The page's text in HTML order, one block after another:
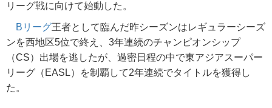
リーグ戦に向けて始動した。
Bリーグ王者として臨んだ昨シーズンはレギュラーシーズ
ンを西地区5位で終え、3年連続のチャンピオンシップ
（CS）出場を逃したが、過密日程の中で東アジアスーパー
リーグ（EASL）を制覇して2年連続でタイトルを獲得し
た。